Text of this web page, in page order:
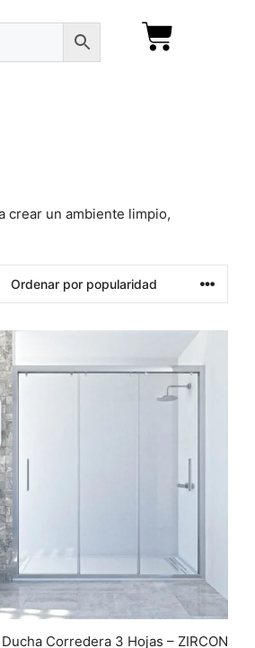
crear un ambiente limpio,
Corredera 3 Hojas – ZIRCON